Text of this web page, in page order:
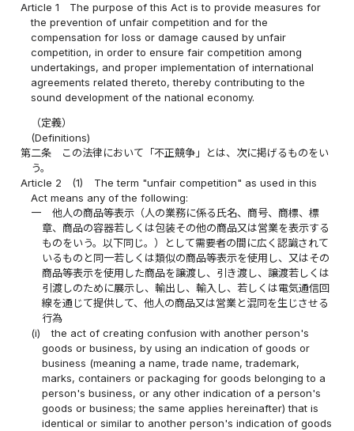
Article 1
The purpose of this Act is to provide measures for
the prevention of unfair competition and for the
compensation for loss or damage caused by unfair
competition, in order to ensure fair competition among
undertakings, and proper implementation of international
agreements related thereto, thereby contributing to the
sound development of the national economy.
（定義）
(Definitions)
第二条
この法律において「不正競争」とは、次に掲げるものをい
う。
Article 2
(1)
The term "unfair competition" as used in this
Act means any of the following:
一
他人の商品等表示（人の業務に係る氏名、商号、商標、標
章、商品の容器若しくは包装その他の商品又は営業を表示する
ものをいう。以下同じ。）として需要者の間に広く認識されて
いるものと同一若しくは類似の商品等表示を使用し、又はその
商品等表示を使用した商品を譲渡し、引き渡し、譲渡若しくは
引渡しのために展示し、輸出し、輸入し、若しくは電気通信回
線を通じて提供して、他人の商品又は営業と混同を生じさせる
行為
(i)
the act of creating confusion with another person's
goods or business, by using an indication of goods or
business (meaning a name, trade name, trademark,
marks, containers or packaging for goods belonging to a
person's business, or any other indication of a person's
goods or business; the same applies hereinafter) that is
identical or similar to another person's indication of goods